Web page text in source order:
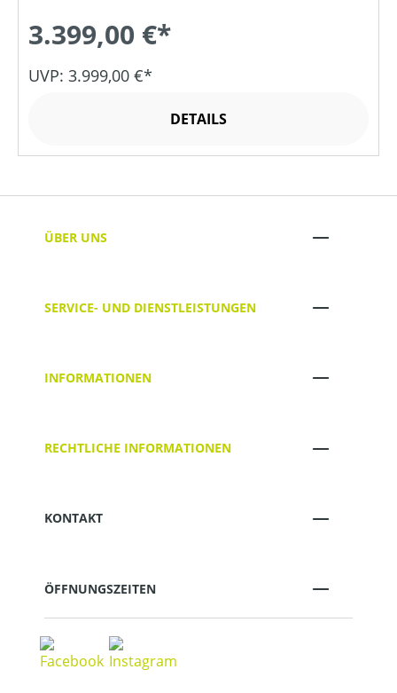
3.399,00 €*
UVP: 3.999,00 €*
DETAILS
ÜBER UNS
SERVICE- UND DIENSTLEISTUNGEN
INFORMATIONEN
RECHTLICHE INFORMATIONEN
KONTAKT
ÖFFNUNGSZEITEN